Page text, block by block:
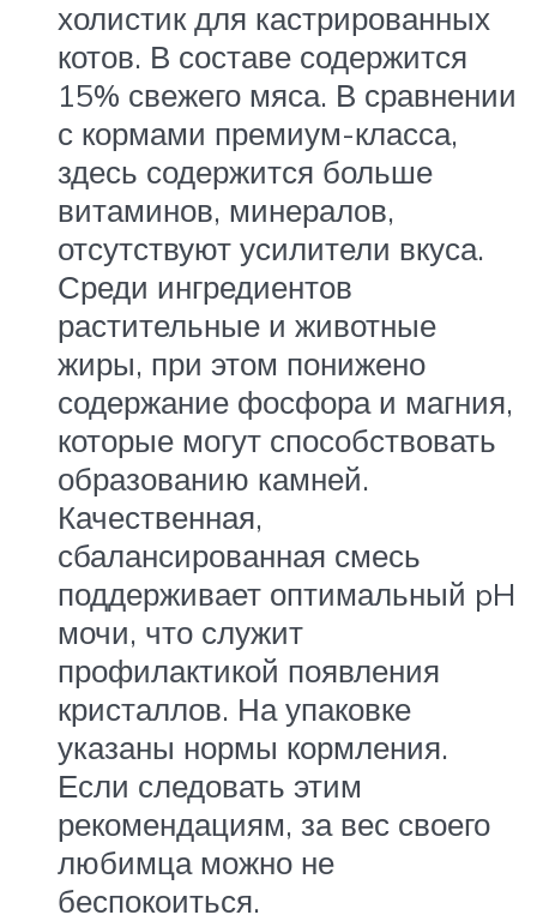
холистик для кастрированных
котов. В составе содержится
15% свежего мяса. В сравнении
с кормами премиум-класса,
здесь содержится больше
витаминов, минералов,
отсутствуют усилители вкуса.
Среди ингредиентов
растительные и животные
жиры, при этом понижено
содержание фосфора и магния,
которые могут способствовать
образованию камней.
Качественная,
сбалансированная смесь
поддерживает оптимальный pH
мочи, что служит
профилактикой появления
кристаллов. На упаковке
указаны нормы кормления.
Если следовать этим
рекомендациям, за вес своего
любимца можно не
беспокоиться.